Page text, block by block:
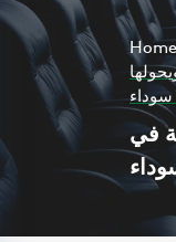
Home
سوداء
في